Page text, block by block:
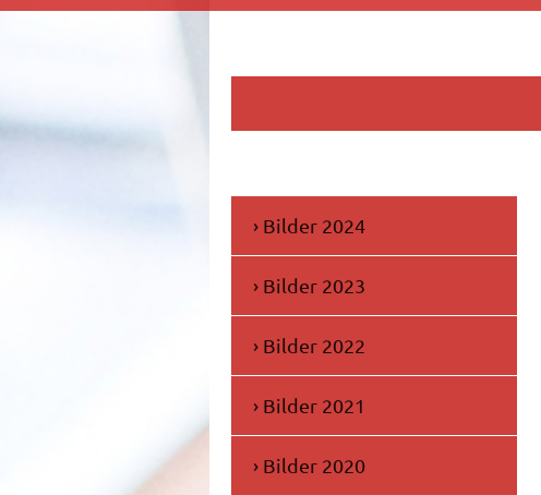
Bilder 2024
Bilder 2023
Bilder 2022
Bilder 2021
Bilder 2020